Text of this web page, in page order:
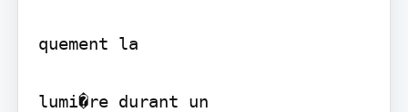
quement la
lumi�re durant un